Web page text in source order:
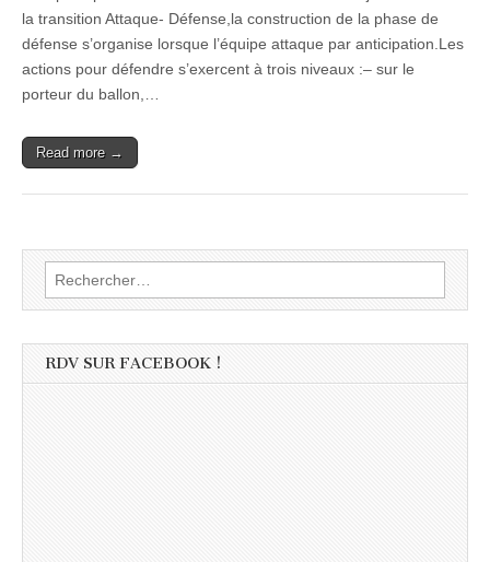
la transition Attaque- Défense,la construction de la phase de
défense s’organise lorsque l’équipe attaque par anticipation.Les
actions pour défendre s’exercent à trois niveaux :– sur le
porteur du ballon,…
Read more →
Rechercher :
RDV SUR FACEBOOK !